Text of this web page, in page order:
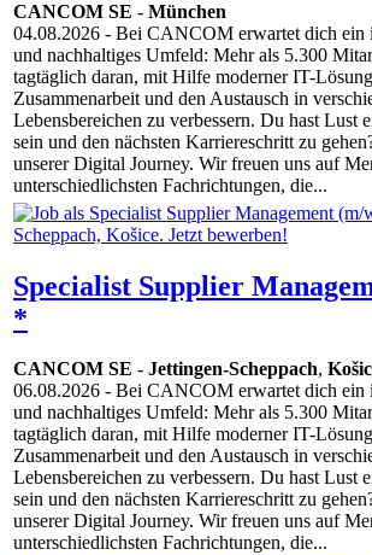
CANCOM SE - München
04.08.2026 - Bei CANCOM erwartet dich ein
und nachhaltiges Umfeld: Mehr als 5.300
tagtäglich daran, mit Hilfe moderner IT-
Zusammenarbeit und den Austausch in
Lebensbereichen zu verbessern. Du hast Lust
sein und den nächsten Karriereschritt zu
unserer Digital Journey. Wir freuen uns auf
unterschiedlichsten Fachrichtungen, die...
Specialist Supplier
*
CANCOM SE - Jettingen-Scheppach,
06.08.2026 - Bei CANCOM erwartet dich ein
und nachhaltiges Umfeld: Mehr als 5.300
tagtäglich daran, mit Hilfe moderner IT-
Zusammenarbeit und den Austausch in
Lebensbereichen zu verbessern. Du hast Lust
sein und den nächsten Karriereschritt zu
unserer Digital Journey. Wir freuen uns auf
unterschiedlichsten Fachrichtungen, die...